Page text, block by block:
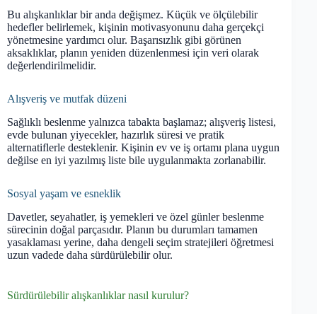
Bu alışkanlıklar bir anda değişmez. Küçük ve ölçülebilir
hedefler belirlemek, kişinin motivasyonunu daha gerçekçi
yönetmesine yardımcı olur. Başarısızlık gibi görünen
aksaklıklar, planın yeniden düzenlenmesi için veri olarak
değerlendirilmelidir.
Alışveriş ve mutfak düzeni
Sağlıklı beslenme yalnızca tabakta başlamaz; alışveriş listesi,
evde bulunan yiyecekler, hazırlık süresi ve pratik
alternatiflerle desteklenir. Kişinin ev ve iş ortamı plana uygun
değilse en iyi yazılmış liste bile uygulanmakta zorlanabilir.
Sosyal yaşam ve esneklik
Davetler, seyahatler, iş yemekleri ve özel günler beslenme
sürecinin doğal parçasıdır. Planın bu durumları tamamen
yasaklaması yerine, daha dengeli seçim stratejileri öğretmesi
uzun vadede daha sürdürülebilir olur.
Sürdürülebilir alışkanlıklar nasıl kurulur?